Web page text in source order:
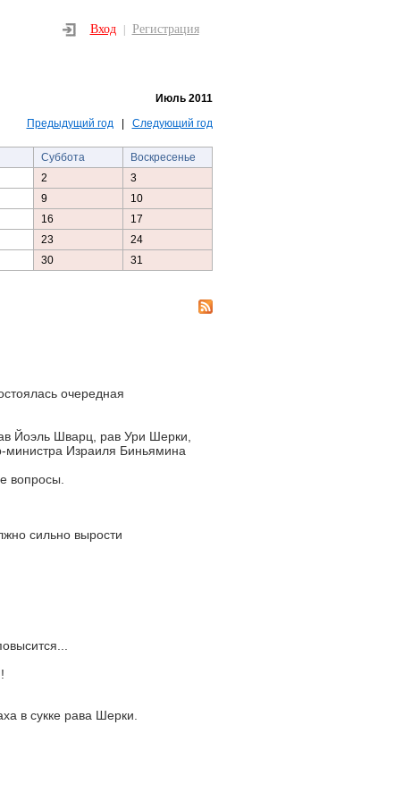
Вход Регистрация
Июль 2011
Предыдущий год| Следующий год
Суббота
Воскресенье
2
3
9
10
16
17
23
24
30 31
очередная
Йоэль Шварц, рав Ури Шерки,
министра Израиля Биньямина
вопросы.
сильно вырости
в сукке рава Шерки.